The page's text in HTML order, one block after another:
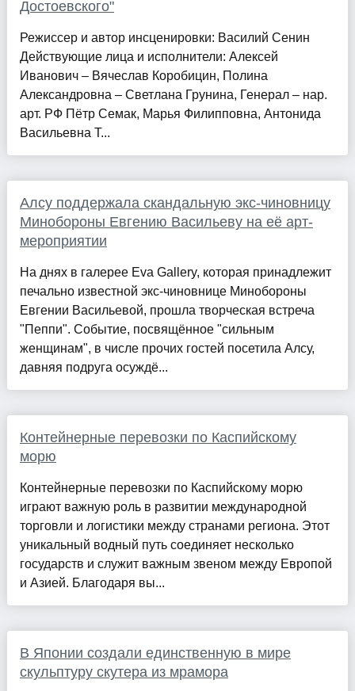
Достоевского"
Режиссер и автор инсценировки: Василий Сенин
Действующие лица и исполнители: Алексей
Иванович – Вячеслав Коробицин, Полина
Александровна – Светлана Грунина, Генерал – нар.
арт. РФ Пётр Семак, Марья Филипповна, Антонида
Васильевна Т...
Алсу поддержала скандальную экс-чиновницу
Минобороны Евгению Васильеву на её арт-
мероприятии
На днях в галерее Eva Gallery, которая принадлежит
печально известной экс-чиновнице Минобороны
Евгении Васильевой, прошла творческая встреча
"Пеппи". Событие, посвящённое "сильным
женщинам", в числе прочих гостей посетила Алсу,
давняя подруга осуждё...
Контейнерные перевозки по Каспийскому
морю
Контейнерные перевозки по Каспийскому морю
играют важную роль в развитии международной
торговли и логистики между странами региона. Этот
уникальный водный путь соединяет несколько
государств и служит важным звеном между Европой
и Азией. Благодаря вы...
В Японии создали единственную в мире
скульптуру скутера из мрамора